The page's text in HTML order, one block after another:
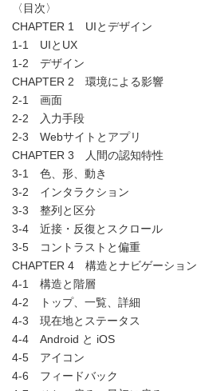
〈目次〉
CHAPTER 1 UIとデザイン
1-1 UIとUX
1-2 デザイン
CHAPTER 2 環境による影響
2-1 画面
2-2 入力手段
2-3 Webサイトとアプリ
CHAPTER 3 人間の認知特性
3-1 色、形、動き
3-2 インタラクション
3-3 整列と区分
3-4 近接・反復とスクロール
3-5 コントラストと偏重
CHAPTER 4 構造とナビゲーション
4-1 構造と階層
4-2 トップ、一覧、詳細
4-3 現在地とステータス
4-4 Android と iOS
4-5 アイコン
4-6 フィードバック